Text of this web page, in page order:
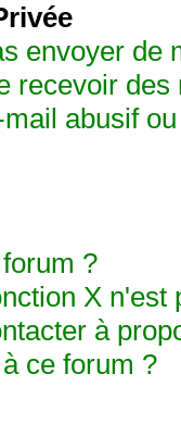
envoyer de
recevoir
abusif
?
X n'est
à
ce forum ?